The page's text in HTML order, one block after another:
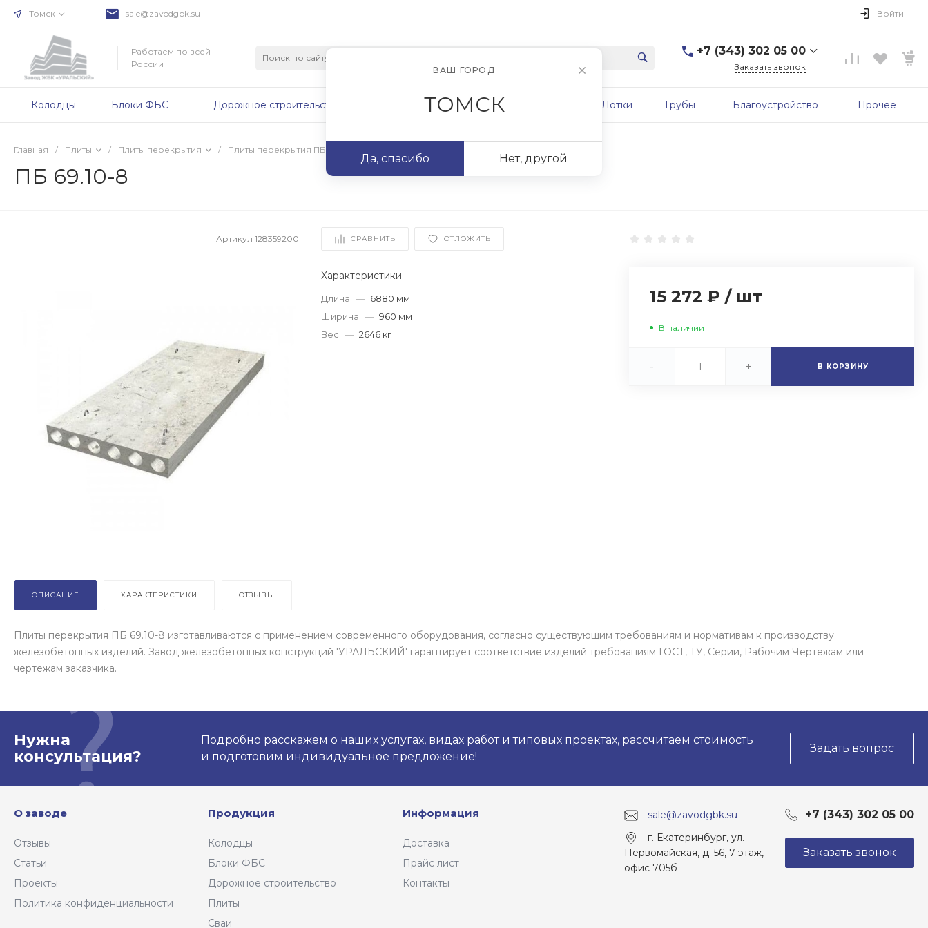
Томск sale@zavodgbk.su Войти
Работаем по всей
России
+7 (343) 302 05 00
г. Екатеринбург, ул.
Заказать звонок
Колодцы Блоки ФБС Дорожное строительство Сваи Лотки Трубы Благоустройство Прочее
Главная / Плиты / Плиты перекрытия / Плиты перекрытия ПБ
ПБ 69.10-8
Артикул128359200 СРАВНИТЬ ОТЛОЖИТЬ
Характеристики
Длина — 6880 мм
Ширина — 960 мм
Вес — 2646 кг
15 272 ₽ / шт
В наличии
- + В КОРЗИНУ
ОПИСАНИЕ ХАРАКТЕРИСТИКИ ОТЗЫВЫ
Плиты перекрытия ПБ 69.10-8 изготавливаются с применением современного оборудования, согласно существующим требованиям и нормативам к производству
железобетонных изделий. Завод железобетонных конструкций 'УРАЛЬСКИЙ' гарантирует соответствие изделий требованиям ГОСТ, ТУ, Серии, Рабочим Чертежам или
чертежам заказчика.
Нужна
консультация?
Подробно расскажем о наших услугах, видах работ и типовых проектах, рассчитаем стоимость
и подготовим индивидуальное предложение!
Задать вопрос
О заводе
Отзывы
Статьи
Проекты
Политика конфиденциальности
Продукция
Колодцы
Блоки ФБС
Дорожное строительство
Плиты
Сваи
Информация
Доставка
Прайс лист
Контакты
sale@zavodgbk.su +7 (343) 302 05 00
г. Екатеринбург, ул.
Первомайская, д. 56, 7 этаж,
офис 705б
Заказать звонок
ВАШ ГОРОД
ТОМСК
Да, спасибо Нет, другой